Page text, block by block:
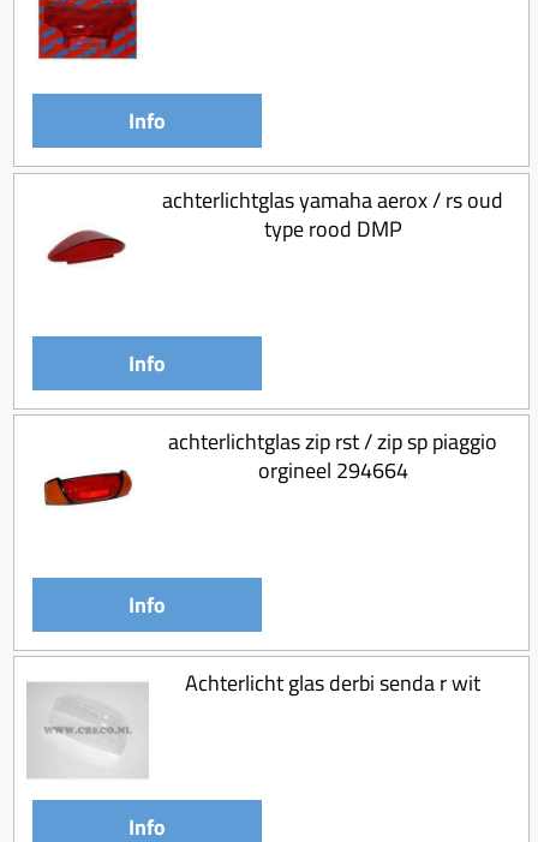
Info
achterlichtglas yamaha aerox / rs oud
type rood DMP
Info
achterlichtglas zip rst / zip sp piaggio
orgineel 294664
Info
Achterlicht glas derbi senda r wit
Info